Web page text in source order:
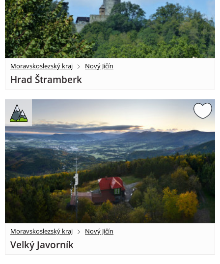
Moravskoslezský kraj Nový Jičín
Hrad Štramberk
Moravskoslezský kraj Nový Jičín
Velký Javorník